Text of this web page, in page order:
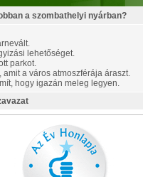
a szombathelyi nyárban?
lehetőséget.
parkot.
amit a város atmoszférája áraszt.
hogy igazán meleg legyen.